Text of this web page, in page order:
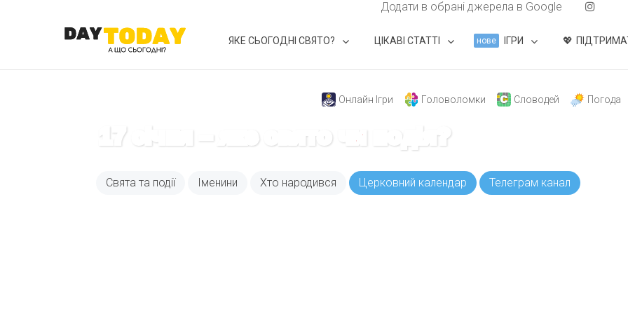
Додати в обрані джерела в Google
ЯКЕ СЬОГОДНІ СВЯТО? ЦІКАВІ СТАТТІ нове ІГРИ
Онлайн Ігри Головоломки Словодей Погода
17 січня – яке свято чи подія?
Свята та події Іменини Хто народився Церковний календар Телеграм канал